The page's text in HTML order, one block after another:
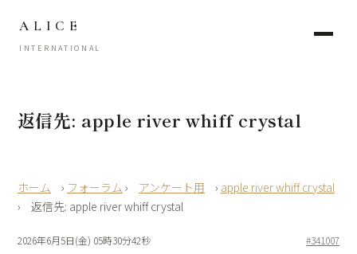
ALICE
INTERNATIONAL
返信先: apple river whiff crystal
› フォーラム › アンケート用 › apple river whiff crystal
›
返信先: apple river whiff crystal
2026年6月5日(金) 05時30分42秒
#341007